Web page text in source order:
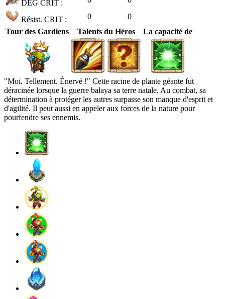
DÉG CRIT :
Résist. CRIT : 0
0
Tour des Gardiens
Talents du Héros La capacité de
"Moi. Tellement. Énervé !" Cette racine de plante géante fut
déracinée lorsque la guerre balaya sa terre natale. Au combat, sa
détermination à protéger les autres surpasse son manque d'esprit et
d'agilité. Il peut aussi en appeler aux forces de la nature pour
pourfendre ses ennemis.